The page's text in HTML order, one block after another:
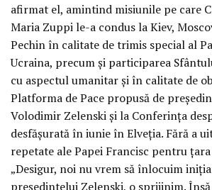
afirmat el, amintind misiunile pe care
Maria Zuppi le-a condus la Kiev,
Pechin în calitate de trimis special al
Ucraina, precum și participarea
cu aspectul umanitar și în calitate de
Platforma de Pace propusă de
Volodimir Zelenski și la Conferința
desfășurată în iunie în Elveția. Fără a
repetate ale Papei Francisc pentru
„Desigur, noi nu vrem să înlocuim
președintelui Zelenski, o sprijinim.